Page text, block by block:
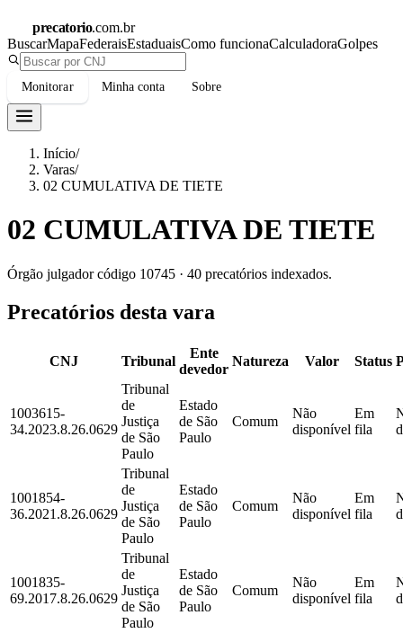
precatorio.com.br
BuscarMapaFederaisEstaduaisComo funcionaCalculadoraGolpes
Monitorar Minha conta Sobre
Início/
Varas/
02 CUMULATIVA DE TIETE
02 CUMULATIVA DE TIETE
Órgão julgador código 10745 · 40 precatórios indexados.
Precatórios desta vara
CNJ Tribunal
Ente
devedor
Natureza Valor Status
1003615-
34.2023.8.26.0629
Tribunal
de
Justiça
de São
Paulo
Estado
de São
Paulo
Comum
Não
disponível
Em
fila
1001854-
36.2021.8.26.0629
Tribunal
de
Justiça
de São
Paulo
Estado
de São
Paulo
Comum
Não
disponível
Em
fila
1001835-
69.2017.8.26.0629
Tribunal
de
Justiça
de São
Paulo
Estado
de São
Paulo
Comum
Não
disponível
Em
fila